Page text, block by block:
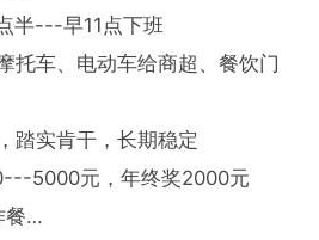
半---早11点下班
托车、电动车给商超、餐饮门
踏实肯干，长期稳定
5000元，年终奖2000元
餐